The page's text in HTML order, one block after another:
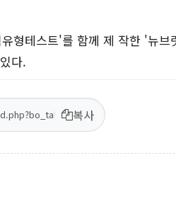
형테스트'를 함께 제 작한 '뉴브
다.
복사